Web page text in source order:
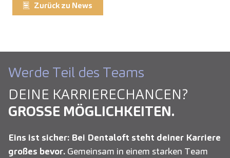
Zurück zu News
Werde Teil des Teams
DEINE KARRIERE­CHANCEN?
GROSSE MÖGLICHKEITEN.
Eins ist sicher: Bei Dentaloft steht deiner Karriere
großes bevor. Gemeinsam in einem starken Team